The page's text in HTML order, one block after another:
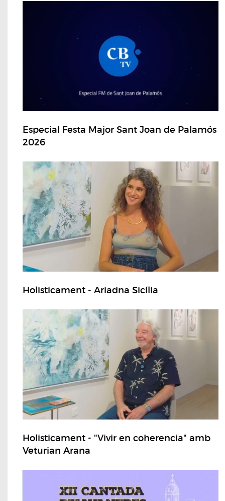
Especial Festa Major Sant Joan de Palamós
2026
Holisticament - Ariadna Sicília
Holisticament - "Vivir en coherencia" amb
Veturian Arana